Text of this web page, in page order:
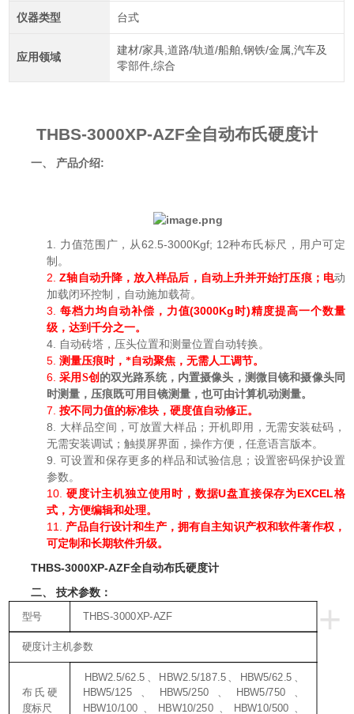
仪器类型 台式
应用领域
建材/家具,道路/轨道/船舶,钢铁/金属,汽车及
零部件,综合
THBS-3000XP-AZF全自动布氏硬度计
一、 产品介绍:
1. 力值范围广，从62.5-3000Kgf; 12种布氏标尺，用户可定
制 。
2.Z轴自动升降，放入样品后，自动上升并开始打压痕；电动
加载闭环控制，自动施加载荷。
3.每档力均自动补偿，力值(3000Kg 时)精度提高一个数量
级，达到千分之一。
4. 自动砖塔，压头位置和测量位置自动转换。
5.测量压痕时，*自动聚焦，无需人工调节。
6.采用S创 的双光路系统，内置摄像头，测微目镜和摄像头同
时测量，压痕既可用目镜测量，也可由计算机动测量。
7.按不同力值的标准块，硬度值自动修正。
8. 大样品空间，可放置大样品；开机即用，无需安装砝码，
无需安装调试；触摸屏界面，操作方便，任意语言版本。
9. 可设置和保存更多的样品和试验信息；设置密码保护设置
参数。
10.硬度计主机独立使用时，数据U盘直接保存为EXCEL格
式，方便编辑和处理。
11. 产品自行设计和生产，拥有自主知识产权和软件著作权，
可定制和长期软件升级。
THBS-3000XP-AZF全自动布氏硬度计
二、技术参数：
+
型号 THBS-3000XP-AZF
硬度计主机参数
布氏硬
度标尺
HBW2.5/62.5 、 HBW2.5/187.5 、 HBW5/62.5 、
HBW5/125 、 HBW5/250 、 HBW5/750 、
HBW10/100 HBW10/250 HBW10/500